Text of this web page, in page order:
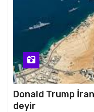
Donald Trump
deyir